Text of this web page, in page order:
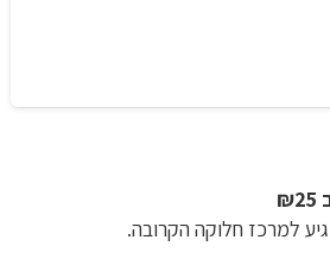
למרכז חלוקה הקרובה.